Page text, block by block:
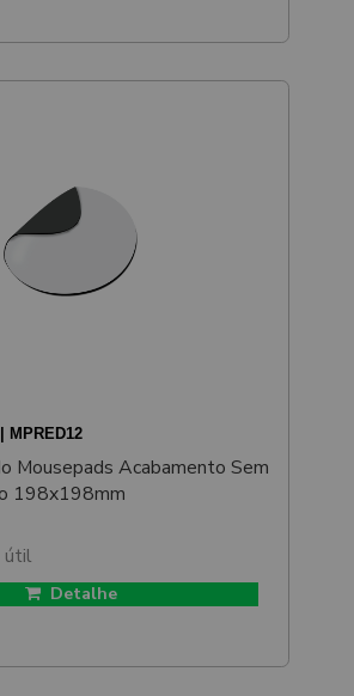
MPRED12
Mousepads Acabamento Sem
198x198mm
útil
Detalhe